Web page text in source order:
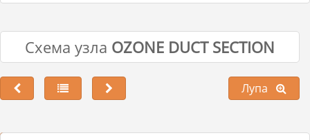
Схема узла OZONE DUCT SECTION
Лупа